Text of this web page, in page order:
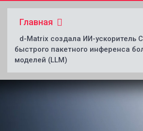
Главная
d-Matrix создала ИИ-ускоритель
быстрого пакетного инференса
моделей (LLM)